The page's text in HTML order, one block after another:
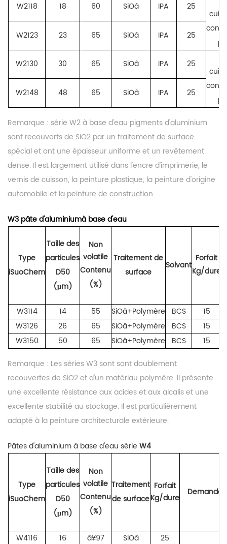
W2118 18 60 SiOâ IPA 25
W2123 23 65 SiOâ IPA 25
W2130 30 65 SiOâ IPA 25
W2148 48 65 SiOâ IPA 25
Remarque : série W2à base d'eau pigments d'aluminium
sont recouverts de SiO2 par un traitement de surface
spécial et ont une épaisseur uniforme et un revêtement
dense. Il est largement utilisé dans l'encre d'imprimerie, le
vernis de cuisson, la peinture plastique, la peinture d'origine
automobile et la peinture de construction.
W3 pâte d'aluminiumà base d'eau
Type
iSuoChem
Taille des
particules
D50
(μm)
Non
volatile
Contenu
(%)
Traitement de
surface
Solvant
Forfait
Kg/dure
W3114 14 55 SiOâ+Polymère BCS
15
W3126 26 65 SiOâ+Polymère BCS
15
W3150
50 65 SiOâ+Polymère BCS
15
Remarque : Les séries W3 sont sont doublement
recouvertes de SiO2 et d'un matériau polymère. Il présente
une excellente résistance aux acides et aux alcalis et une
excellente stabilité au stockage. Il est particulièrement
adapté à la peinture architecturale extérieure.
Pâtes d'aluminium à base d'eau série W4
Type
iSuoChem
Taille des
particules
D50
(μm)
Non
volatile
Contenu
(%)
Traitement
de surface
Forfait
Kg/dure
Demande
W4116 16 â¥97 SiOâ 25